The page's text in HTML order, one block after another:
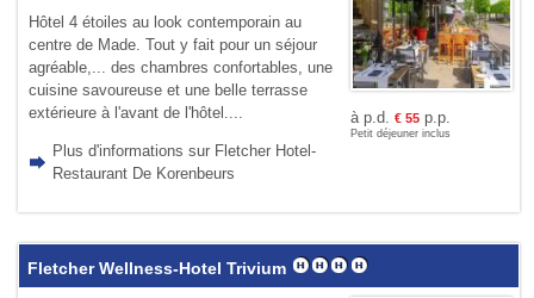
Hôtel 4 étoiles au look contemporain au
centre de Made. Tout y fait pour un séjour
agréable,... des chambres confortables, une
cuisine savoureuse et une belle terrasse
extérieure à l'avant de l'hôtel....
Plus d'informations sur Fletcher Hotel-
Restaurant De Korenbeurs
à p.d. € 55p.p.
Petit déjeuner inclus
Fletcher Wellness-Hotel Trivium